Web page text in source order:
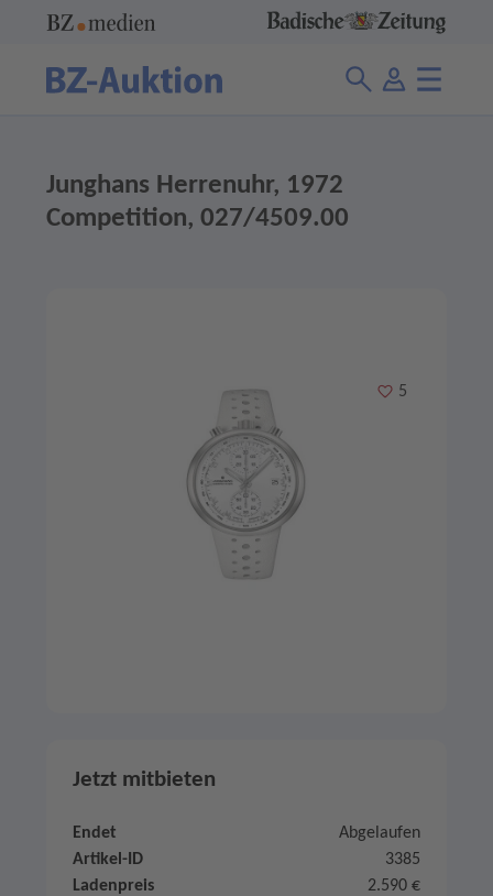
Junghans Herrenuhr, 1972
Competition, 027/4509.00
Merken
5
Jetzt mitbieten
Endet
Abgelaufen
Artikel-ID
3385
Ladenpreis
2.590 €